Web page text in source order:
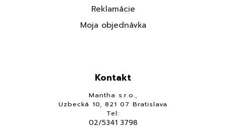
Reklamácie
Moja objednávka
Kontakt
Mantha s.r.o.,
Uzbecká 10, 821 07 Bratislava
Tel:
02/5341 3798